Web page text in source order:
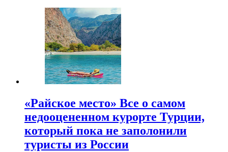
«Райское место» Все о самом
недооцененном курорте Турции,
который пока не заполонили
туристы из России